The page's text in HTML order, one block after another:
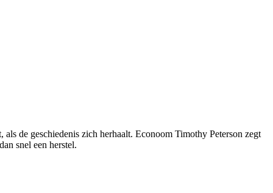
de geschiedenis zich herhaalt. Econoom Timothy Peterson zegt
snel een herstel.